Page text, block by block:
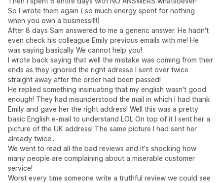
So I wrote them again ( so much energy spent for nothing
when you own a business!!!!)
After 8 days Sam answered to me a generic answer. He hadn't
even check his colleague Emily previous emails with me! He
was saying basically We cannot help you!
I wrote back saying that well the mistake was coming from their
ends as they ignored the right adresse I sent over twice
straight away after the order had been passed!
He replied something insinuating that my english wasn't good
enough! They had misunderstood the mail in which I had thank
Emily and gave her the right address! Well this was a pretty
basic English e-mail to understand LOL On top of it I sent her a
picture of the UK address! The same picture I had sent her
already twice...
We went to read all the bad reviews and it's shocking how
many people are complaining about a miserable customer
service!
Worst every time someone write a truthful review we could see